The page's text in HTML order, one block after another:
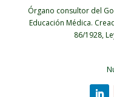
Órgano consultor del
Educación Médica.
86/1928,